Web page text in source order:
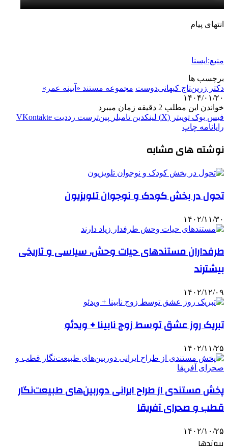
انتهای پیام
منبع:ایسنا
برچسب ها
دکتر زرین‌تاج کیهانی‌دوست مجموعه مستند «آیینه عمر»
۱۴۰۴/۰۱/۲۰
خواندن این مطلب 2 دقیقه زمان میبرد
فیس بوک توییتر (X) لینکدین ‫تامبلر ‫پین‌ترست ‫رددیت ‫VKontakte
رایانامه چاپ
نوشته های مشابه
تحول در بخش کودک و نوجوان تلویزیون
۱۴۰۲/۱۱/۳۰
طرفداران مستندهای حیات وحش، سیاسی و تاریخی
بیشترند
۱۴۰۲/۱۲/۰۹
تبریک روز عشق توسط زوج نابینا + ویدئو
۱۴۰۲/۱۱/۲۵
پخش مستندی از طراح ایرانی دوربین‌های طبیعت‌نگار
قطب و صحرای آفریقا
۱۴۰۲/۱۰/۲۵